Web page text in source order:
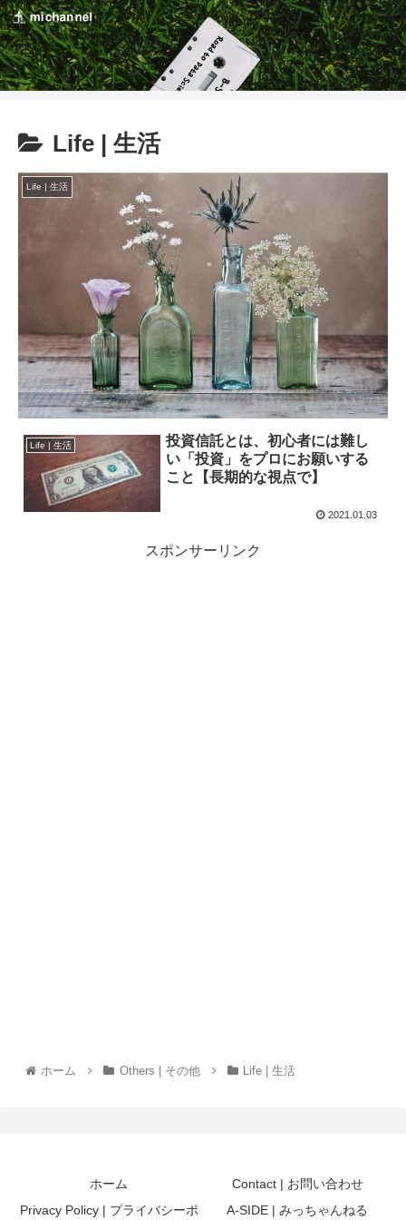
Life | 生活
Life | 生活
Life | 生活
投資信託とは、初心者には難し
い「投資」をプロにお願いする
こと【長期的な視点で】
2021.01.03
スポンサーリンク
ホーム Others | その他 Life | 生活
ホーム
Contact | お問い合わせ
Privacy Policy | プライバシーポ
A-SIDE | みっちゃんねる